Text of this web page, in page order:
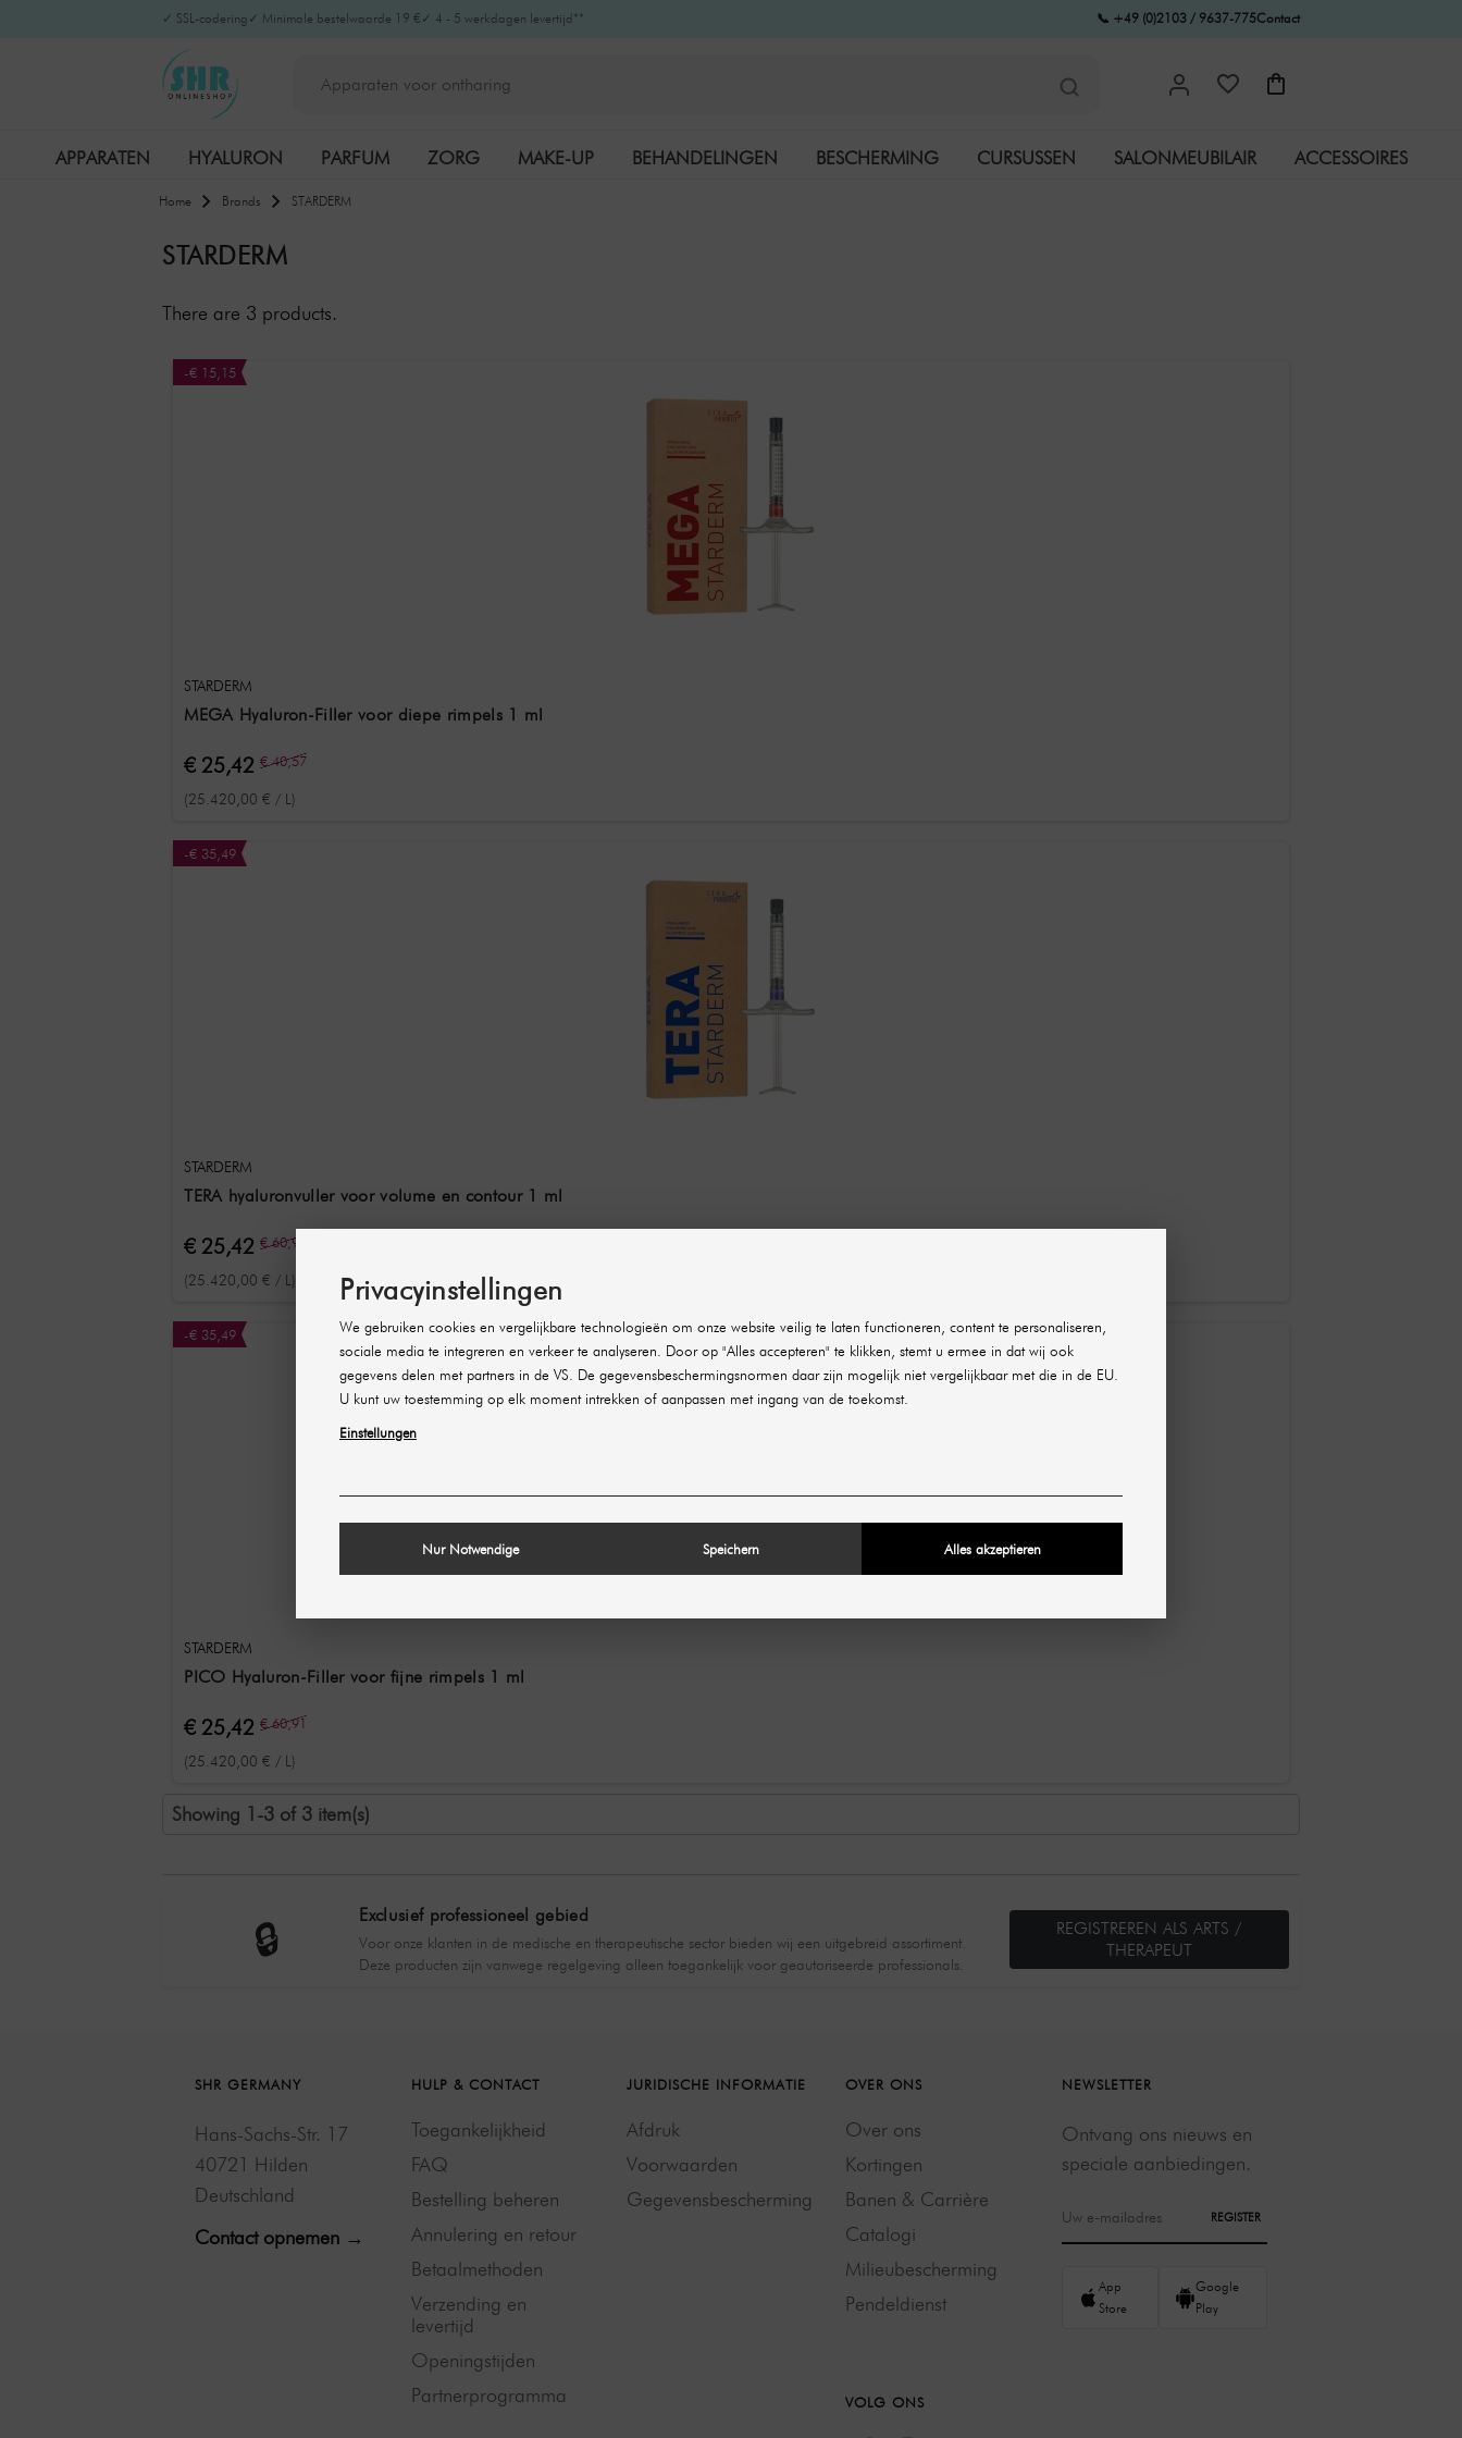
✓ SSL-codering ✓ Minimale bestelwaarde 19 € ✓ 4 - 5 werkdagen levertijd** 📞 +49 (0)2103 / 9637-775Contact
APPARATEN HYALURON PARFUM ZORG MAKE-UP BEHANDELINGEN BESCHERMING CURSUSSEN SALONMEUBILAIR ACCESSOIRES
Home Brands STARDERM
STARDERM
There are 3 products.
-€ 15,15
STARDERM
MEGA Hyaluron-Filler voor diepe rimpels 1 ml
€ 25,42 € 40,57
(25.420,00 € / L)
-€ 35,49
STARDERM
TERA hyaluronvuller voor volume en contour 1 ml
€ 25,42 € 60,91
(25.420,00 € / L)
-€ 35,49
STARDERM
PICO Hyaluron-Filler voor fijne rimpels 1 ml
€ 25,42 € 60,91
(25.420,00 € / L)
Showing 1-3 of 3 item(s)
🔒 Exclusief professioneel gebied
Voor onze klanten in de medische en therapeutische sector bieden wij een uitgebreid assortiment.
Deze producten zijn vanwege regelgeving alleen toegankelijk voor geautoriseerde professionals.
REGISTREREN ALS ARTS /
THERAPEUT
SHR GERMANY
Hans-Sachs-Str. 17
40721 Hilden
Deutschland
Contact opnemen →
HULP & CONTACT
Toegankelijkheid
FAQ
Bestelling beheren
Annulering en retour
Betaalmethoden
Verzending en
levertijd
Openingstijden
Partnerprogramma
JURIDISCHE INFORMATIE
Afdruk
Voorwaarden
Gegevensbescherming
OVER ONS
Over ons
Kortingen
Banen & Carrière
Catalogi
Milieubescherming
Pendeldienst
VOLG ONS
NEWSLETTER
Ontvang ons nieuws en
speciale aanbiedingen.
REGISTER
App
Store
Google
Play
Privacyinstellingen
We gebruiken cookies en vergelijkbare technologieën om onze website veilig te laten functioneren, content te personaliseren,
sociale media te integreren en verkeer te analyseren. Door op "Alles accepteren" te klikken, stemt u ermee in dat wij ook
gegevens delen met partners in de VS. De gegevensbeschermingsnormen daar zijn mogelijk niet vergelijkbaar met die in de EU.
U kunt uw toestemming op elk moment intrekken of aanpassen met ingang van de toekomst.
Einstellungen
Nur Notwendige Speichern Alles akzeptieren